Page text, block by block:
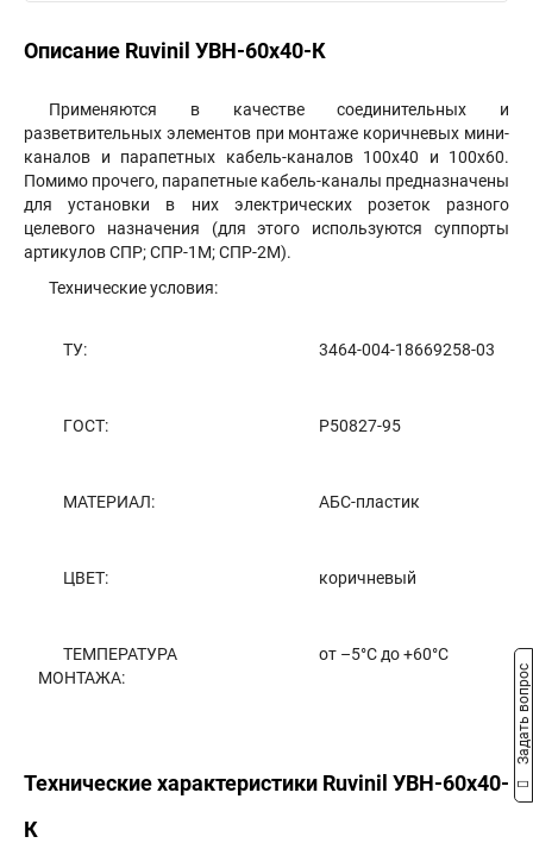
Описание Ruvinil УВН-60х40-К
Применяются в качестве соединительных и
разветвительных элементов при монтаже коричневых мини-
каналов и парапетных кабель-каналов 100х40 и 100х60.
Помимо прочего, парапетные кабель-каналы предназначены
для установки в них электрических розеток разного
целевого назначения (для этого используются суппорты
артикулов СПР; СПР-1М; СПР-2М).
Технические условия:
ТУ: 3464-004-18669258-03
ГОСТ: Р50827-95
МАТЕРИАЛ: АБС-пластик
ЦВЕТ: коричневый
ТЕМПЕРАТУРА
МОНТАЖА:
от –5°С до +60°С
Технические характеристики Ruvinil УВН-60х40-
К
Задать вопрос